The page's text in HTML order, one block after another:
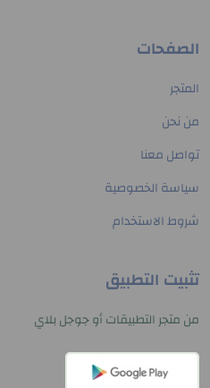
الصفحات
المتجر
من نحن
تواصل معنا
سياسة الخصوصية
شروط الاستخدام
تثبيت التطبيق
من متجر التطبيقات أو جوجل بلاي